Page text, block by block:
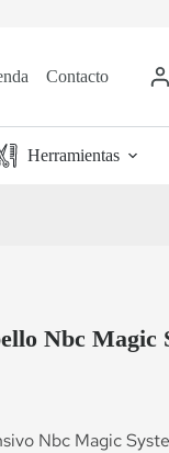
Contacto
Herramientas
Nbc Magic
Nbc Magic